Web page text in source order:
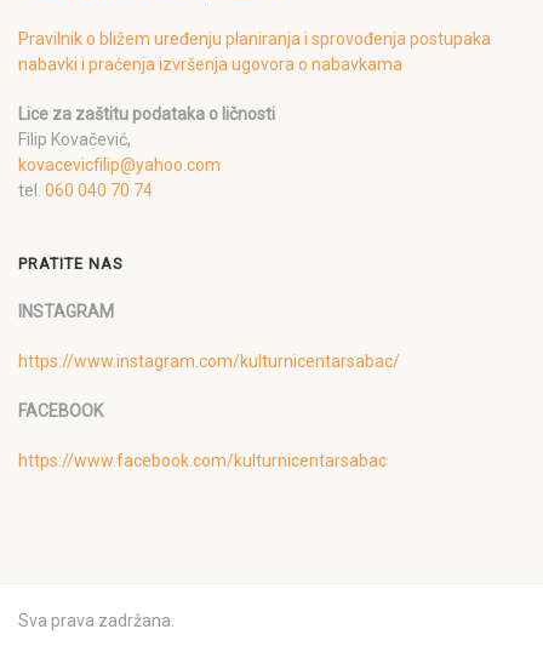
Pravilnik o bližem uređenju planiranja i sprovođenja postupaka
nabavki i praćenja izvršenja ugovora o nabavkama
Lice za zaštitu podataka o ličnosti
Filip Kovačević,
kovacevicfilip@yahoo.com
tel. 060 040 70 74
PRATITE NAS
INSTAGRAM
https://www.instagram.com/kulturnicentarsabac/
FACEBOOK
https://www.facebook.com/kulturnicentarsabac
Sva prava zadržana.